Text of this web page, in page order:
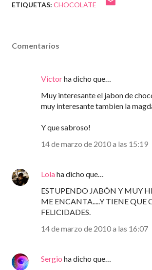
ETIQUETAS: CHOCOLATE
Comentarios
Victorha dicho que…
Muy interesante el jabon de
muy interesante tambien la
Y que sabroso!
14 de marzo de 2010 a las 15:19
Lolaha dicho que…
ESTUPENDO JABÓN Y MUY
ME ENCANTA.....Y TIENE QUE
FELICIDADES.
14 de marzo de 2010 a las 16:07
Sergio ha dicho que…